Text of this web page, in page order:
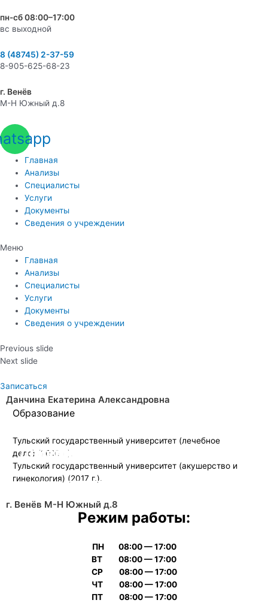
пн-сб 08:00–17:00
вс выходной
8 (48745) 2-37-59
8-905-625-68-23
г. Венёв
М-Н Южный д.8
Главная
Анализы
Специалисты
Услуги
Документы
Сведения о учреждении
Меню
Главная
Анализы
Специалисты
Услуги
Документы
Сведения о учреждении
Медицинский центр "Опора"
г. Венев Микрорайон Южный д.8
Все виды анализов
экспертного класса
Суточное мониторирование
ЭКГ по Холтеру
Лечение магнитно-ик-лазерным
терапевтическим аппаратом «Милта»
Previous slide
Next slide
Записаться
Данчина Екатерина Александровна
Образование
Тульский государственный университет (лечебное
дело) (2016 г.).
Тульский государственный университет (акушерство и
гинекология) (2017 г.).
г. Венёв М-Н Южный д.8
Режим работы:
ПН 08:00 — 17:00
ВТ 08:00 — 17:00
СР 08:00 — 17:00
ЧТ 08:00 — 17:00
ПТ 08:00 — 17:00